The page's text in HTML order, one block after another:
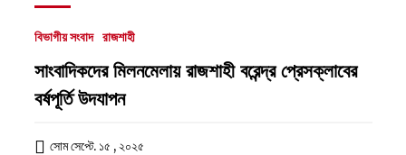
বিভাগীয় সংবাদ রাজশাহী
সাংবাদিকদের মিলনমেলায় রাজশাহী বরেন্দ্র প্রেসক্লাবের
বর্ষপূর্তি উদযাপন
সোম সেপ্টে. ১৫ , ২০২৫